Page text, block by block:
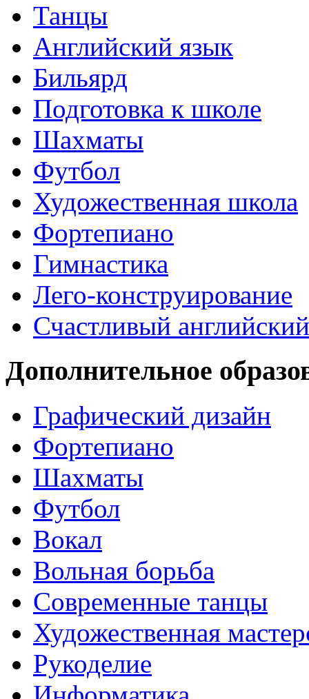
Танцы
Английский язык
Бильярд
Подготовка к школе
Шахматы
Футбол
Художественная школа
Фортепиано
Гимнастика
Лего-конструирование
Счастливый английский
Дополнительное
Графический дизайн
Фортепиано
Шахматы
Футбол
Вокал
Вольная борьба
Современные танцы
Художественная
Рукоделие